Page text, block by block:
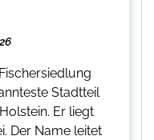
Stadtteil
Er liegt
Der Name leitet